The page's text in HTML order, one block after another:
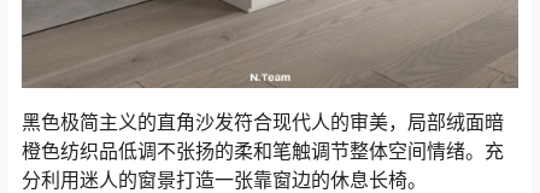
黑色极简主义的直角沙发符合现代人的审美，局部绒面暗
橙色纺织品低调不张扬的柔和笔触调节整体空间情绪。充
分利用迷人的窗景打造一张靠窗边的休息长椅。